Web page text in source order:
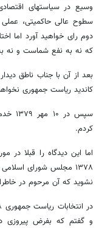
وسیع در سیاستهای
سطوح عالی حاکمیتی،
دوم رای خواهید آورد اما
که نه به نفع شماست و نه
بعد از آن با جناب ناطق
کاندید ریاست جمهوری
کردم.
اما این دیدگاه را قبلا در
۱۳۷۸ مجلس شورای
نشوید که آن مرحوم در
و گفتم که بفرض پیروزی